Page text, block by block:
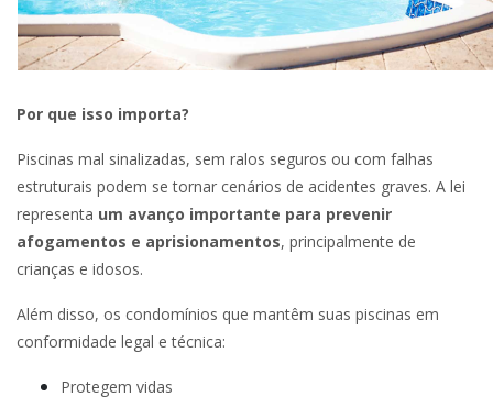
Por que isso importa?
Piscinas mal sinalizadas, sem ralos seguros ou com falhas
estruturais podem se tornar cenários de acidentes graves. A lei
representa um avanço importante para prevenir
afogamentos e aprisionamentos, principalmente de
crianças e idosos.
Além disso, os condomínios que mantêm suas piscinas em
conformidade legal e técnica:
Protegem vidas